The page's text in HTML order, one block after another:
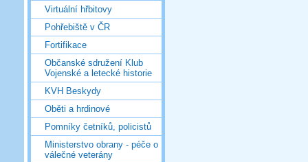
Virtuální hřbitovy
Pohřebiště v ČR
Fortifikace
Občanské sdružení Klub
Vojenské a letecké historie
KVH Beskydy
Oběti a hrdinové
Pomníky četníků, policistů
Ministerstvo obrany - péče o
válečné veterány